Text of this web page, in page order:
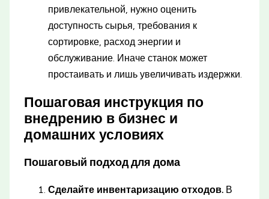
привлекательной, нужно оценить
доступность сырья, требования к
сортировке, расход энергии и
обслуживание. Иначе станок может
простаивать и лишь увеличивать издержки.
Пошаговая инструкция по
внедрению в бизнес и
домашних условиях
Пошаговый подход для дома
Сделайте инвентаризацию отходов. В